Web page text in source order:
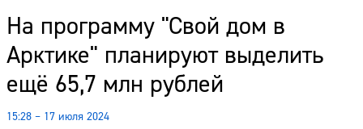
На программу "Свой дом в
Арктике" планируют выделить
ещё 65,7 млн рублей
15:28 – 17 июля 2024
Наши гости
Фоторепортажи
Погода